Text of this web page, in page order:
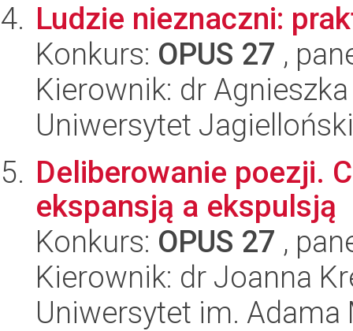
Ludzie nieznaczni:
Konkurs: OPUS 27 ,
Kierownik: dr
Uniwersytet Jagielloński
Deliberowanie poezji.
ekspansją a ekspulsją
Konkurs: OPUS 27 ,
Kierownik: dr Joanna
Uniwersytet im.